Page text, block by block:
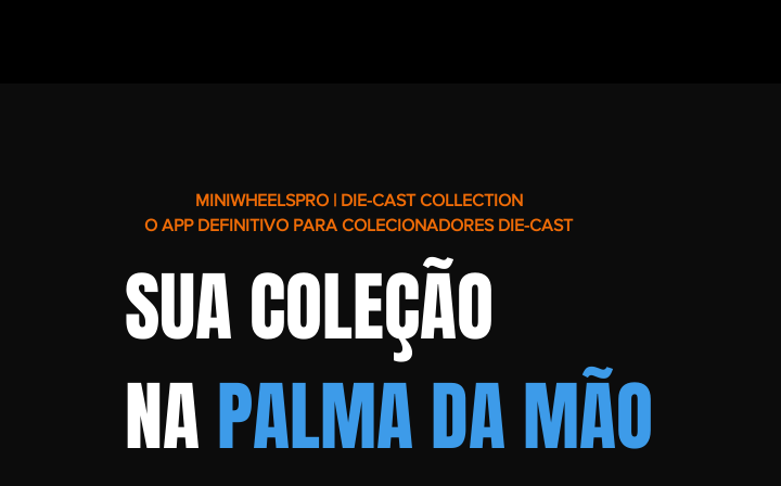
SUA COLEÇÃO
NAPALMA DA MÃO
MINIWHEELSPRO | DIE-CAST COLLECTION
O APP DEFINITIVO PARA COLECIONADORES DIE-CAST